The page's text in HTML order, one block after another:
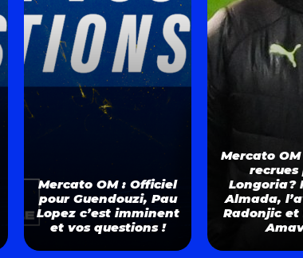
Mercato OM : Officiel
pour Guendouzi, Pau
Lopez c’est imminent
et vos questions !
Mercato
recrues
Longoria?
Almada,
Radonjic et